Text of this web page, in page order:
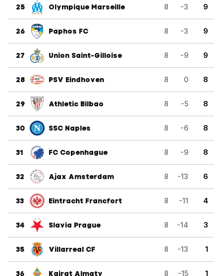
25 Olympique Marseille 8 -3 9
26 Paphos FC 8 -3 9
27 Union Saint-Gilloise 8 -9 9
28 PSV Eindhoven 8 0 8
29 Athletic Bilbao 8 -5 8
30 SSC Naples 8 -6 8
31 FC Copenhague 8 -9 8
32 Ajax Amsterdam 8 -13 6
33 Eintracht Francfort 8 -11 4
34 Slavia Prague 8 -14 3
35 Villarreal CF 8 -13 1
36 Kairat Almaty 8 -15 1